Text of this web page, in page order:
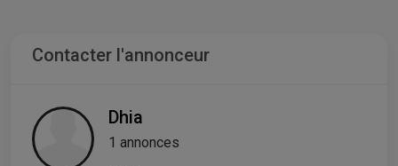
Contacter l'annonceur
Dhia
1 annonces